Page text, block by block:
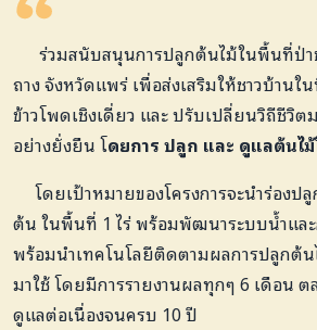
ร่วมสนับสนุนการปลูกต้นไม้ในพื้นที่ป่
ถาง จังหวัดแพร่ เพื่อส่งเสริมให้ชาวบ้าน
ข้าวโพดเชิงเดี่ยว และ ปรับเปลี่ยนวิถีชีวิ
อย่างยั่งยืน โดยการ ปลูก และ ดูแลต้นไ
โดยเป้าหมายของโครงการจะนำร่องป
ต้น ในพื้นที่ 1 ไร่ พร้อมพัฒนาระบบน้ำแล
พร้อมนำเทคโนโลยีติดตามผลการปลูกต้
มาใช้ โดยมีการรายงานผลทุกๆ 6 เดือน ต
ดูแลต่อเนื่องจนครบ 10 ปี